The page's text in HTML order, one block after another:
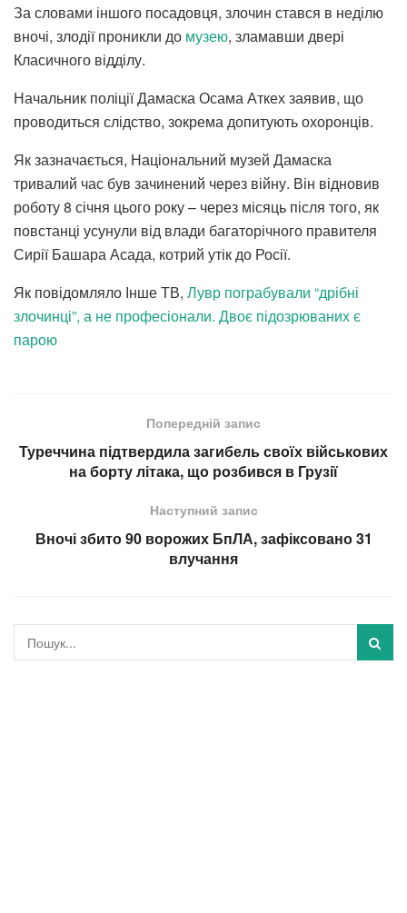
За словами іншого посадовця, злочин стався в неділю
вночі, злодії проникли до музею, зламавши двері
Класичного відділу.
Начальник поліції Дамаска Осама Аткех заявив, що
проводиться слідство, зокрема допитують охоронців.
Як зазначається, Національний музей Дамаска
тривалий час був зачинений через війну. Він відновив
роботу 8 січня цього року – через місяць після того, як
повстанці усунули від влади багаторічного правителя
Сирії Башара Асада, котрий утік до Росії.
Як повідомляло Інше ТВ, Лувр пограбували “дрібні
злочинці”, а не професіонали. Двоє підозрюваних є
парою
Попередній запис
Туреччина підтвердила загибель своїх військових
на борту літака, що розбився в Грузії
Наступний запис
Вночі збито 90 ворожих БпЛА, зафіксовано 31
влучання